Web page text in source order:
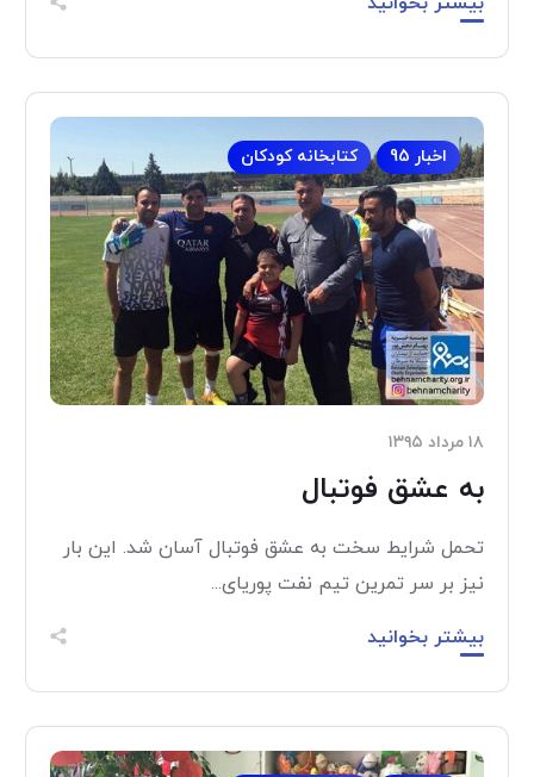
اخبار 95 کتابخانه کودکان
۱۸ مرداد ۱۳۹۵
به عشق فوتبال
تحمل شرایط سخت به عشق فوتبال آسان شد. این بار
نیز بر سر تمرین تیم نفت پوریای...
بیشتر بخوانید